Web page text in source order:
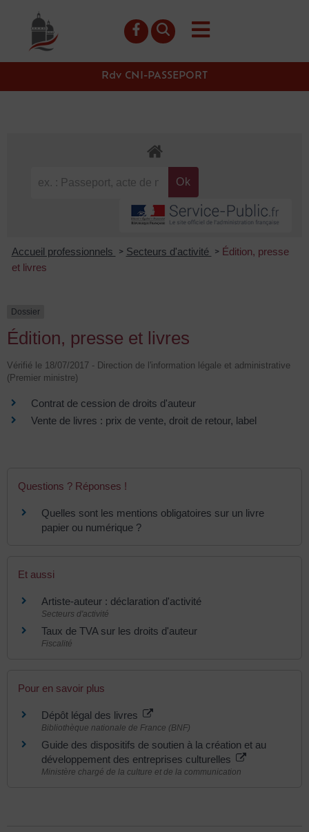
principal
Rdv CNI-PASSEPORT
Accueil professionnels > Secteurs d'activité > Édition, presse
et livres
Dossier
Édition, presse et livres
Vérifié le 18/07/2017 - Direction de l'information légale et administrative
(Premier ministre)
Contrat de cession de droits d'auteur
Vente de livres : prix de vente, droit de retour, label
Questions ? Réponses !
Quelles sont les mentions obligatoires sur un livre
papier ou numérique ?
Et aussi
Artiste-auteur : déclaration d'activité
Secteurs d'activité
Taux de TVA sur les droits d'auteur
Fiscalité
Pour en savoir plus
Dépôt légal des livres
Bibliothèque nationale de France (BNF)
Guide des dispositifs de soutien à la création et au
développement des entreprises culturelles
Ministère chargé de la culture et de la communication